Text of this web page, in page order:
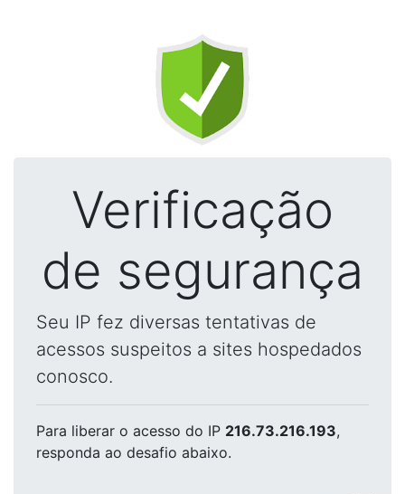
Verificação
de segurança
Seu IP fez diversas tentativas de
acessos suspeitos a sites hospedados
conosco.
Para liberar o acesso do IP 216.73.216.193,
responda ao desafio abaixo.